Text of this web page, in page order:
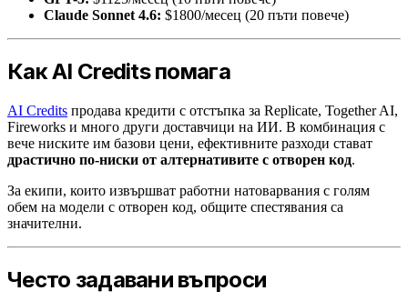
Claude Sonnet 4.6: $1800/месец (20 пъти повече)
Как AI Credits помага
AI Credits продава кредити с отстъпка за Replicate, Together AI,
Fireworks и много други доставчици на ИИ. В комбинация с
вече ниските им базови цени, ефективните разходи стават
драстично по-ниски от алтернативите с отворен код.
За екипи, които извършват работни натоварвания с голям
обем на модели с отворен код, общите спестявания са
значителни.
Често задавани въпроси